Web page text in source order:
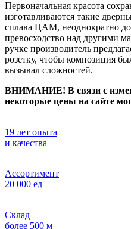
Первоначальная красота
изготавливаются такие
сплава ЦАМ, неоднократно
превосходство над другими
ручке производитель
розетку, чтобы композиция
вызывал сложностей.
ВНИМАНИЕ! В связи с
некоторые цены на сайте
19 лет опыта
и качества
Ассортимент
20 000 ед
Склад
более 500 м